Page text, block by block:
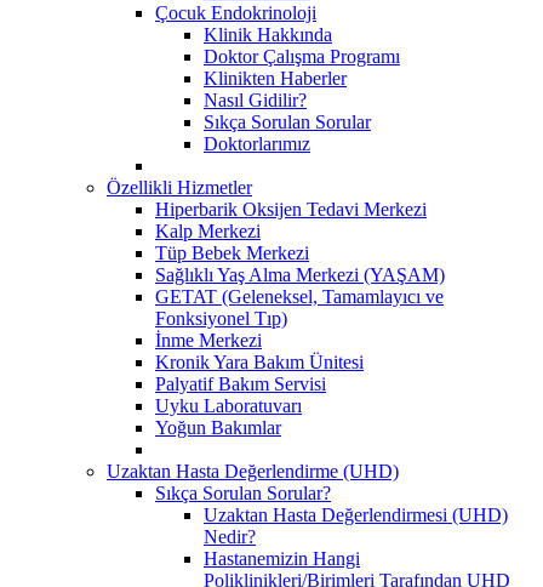
Çocuk Endokrinoloji
Klinik Hakkında
Doktor Çalışma Programı
Klinikten Haberler
Nasıl Gidilir?
Sıkça Sorulan Sorular
Doktorlarımız
Özellikli Hizmetler
Hiperbarik Oksijen Tedavi Merkezi
Kalp Merkezi
Tüp Bebek Merkezi
Sağlıklı Yaş Alma Merkezi (YAŞAM)
GETAT (Geleneksel, Tamamlayıcı ve
Fonksiyonel Tıp)
İnme Merkezi
Kronik Yara Bakım Ünitesi
Palyatif Bakım Servisi
Uyku Laboratuvarı
Yoğun Bakımlar
Uzaktan Hasta Değerlendirme (UHD)
Sıkça Sorulan Sorular?
Uzaktan Hasta Değerlendirmesi (UHD)
Nedir?
Hastanemizin Hangi
Poliklinikleri/Birimleri Tarafından UHD